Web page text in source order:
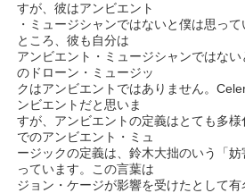
すが、彼はアンビエント
・ミュージシャンではないと僕は思っ
ところ、彼も自分は
アンビエント・ミュージシャンではない
のドローン・ミュージッ
クはアンビエントではありません。
ンビエントだと思いま
すが、アンビエントの定義はとても多
でのアンビエント・ミュ
ージックの定義は、鈴木大拙のいう「
っています。この言葉は
ジョン・ケージが影響を受けたとして有